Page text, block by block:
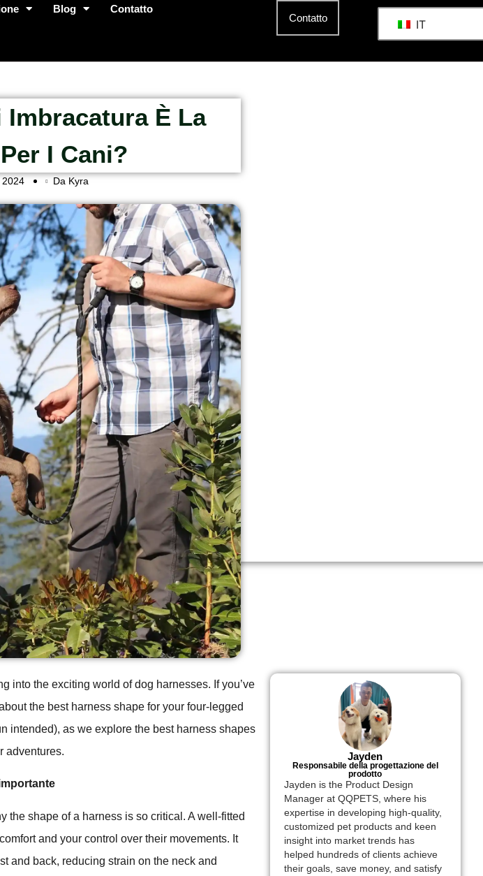
Blog Contatto
Contatto IT
Imbracatura È La
I Cani?
2024 Da Kyra
into the exciting world of dog harnesses. If you’ve
the best harness shape for your four-legged
intended), as we explore the best harness shapes
adventures.
the shape of a harness is so critical. A well-fitted
and your control over their movements. It
and back, reducing strain on the neck and
Jayden
Responsabile della progettazione del
prodotto
Jayden is the Product Design
Manager at QQPETS, where his
expertise in developing high-quality,
customized pet products and keen
insight into market trends has
helped hundreds of clients achieve
their goals, save money, and satisfy